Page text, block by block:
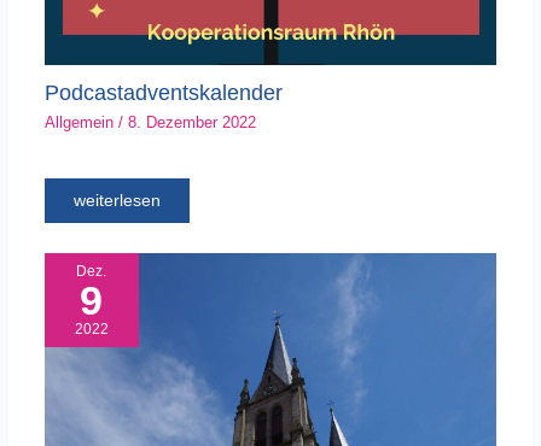
Podcastadventskalender
Allgemein/ 8. Dezember 2022
weiterlesen
Dez.
9
2022